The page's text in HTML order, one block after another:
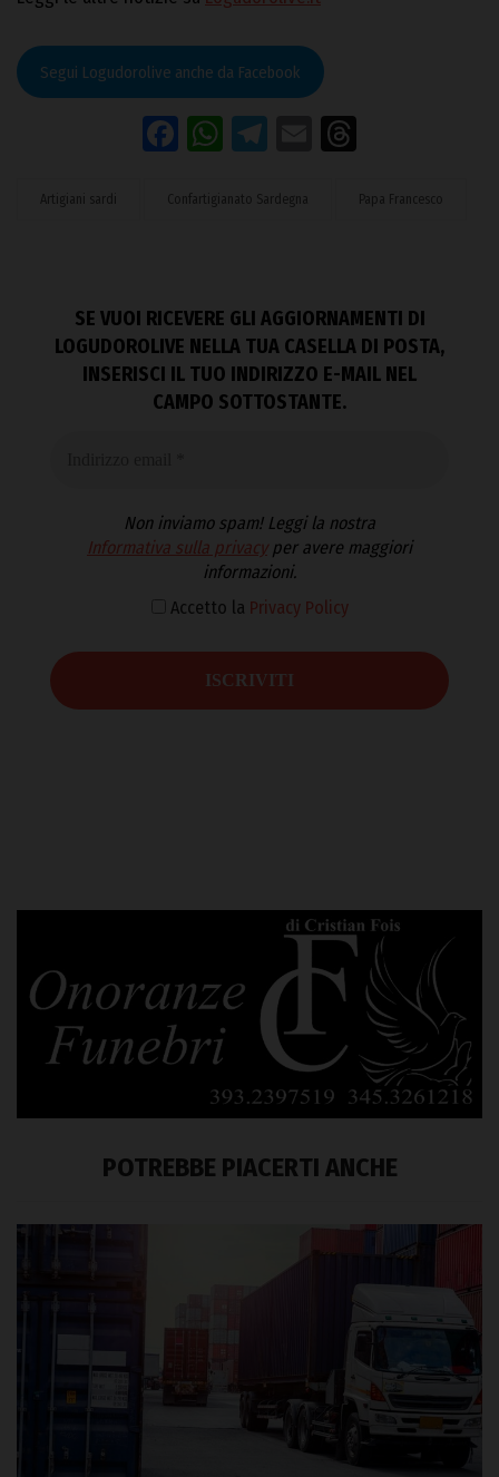
Segui Logudorolive anche da Facebook
Facebook
WhatsApp
Telegram
Email
Artigiani sardi Confartigianato Sardegna Papa Francesco
SE VUOI RICEVERE GLI AGGIORNAMENTI DI
LOGUDOROLIVE NELLA TUA CASELLA DI POSTA,
INSERISCI IL TUO INDIRIZZO E-MAIL NEL
CAMPO SOTTOSTANTE.
Non inviamo spam! Leggi la nostra
Informativa sulla privacyper avere maggiori
informazioni.
Accetto la Privacy Policy
POTREBBE PIACERTI ANCHE